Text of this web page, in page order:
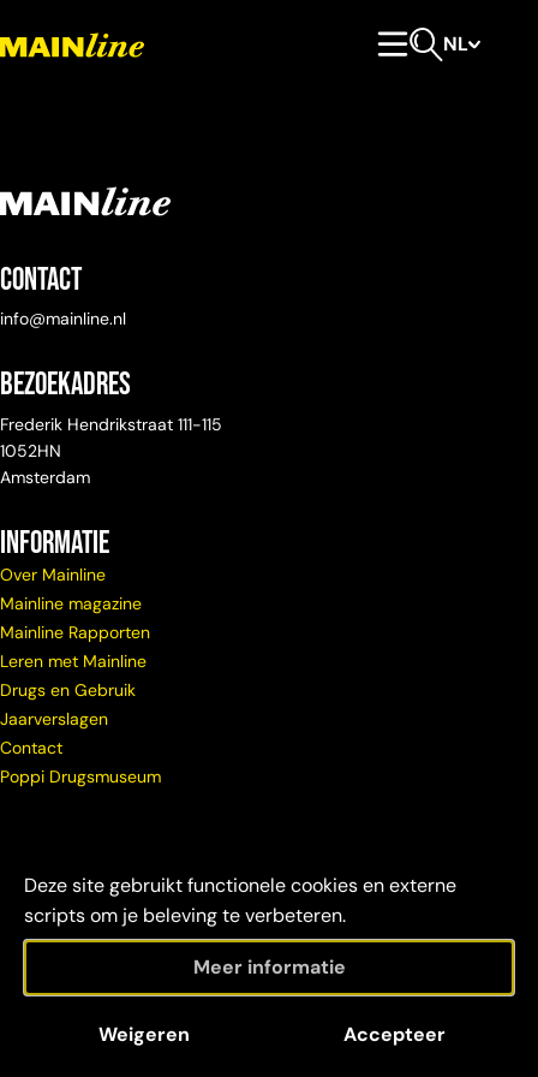
Deze site gebruikt functionele cookies en externe
scripts om je beleving te verbeteren.
Meer informatie
Weigeren Accepteer
NL
Contact
info@mainline.nl
Bezoekadres
Frederik Hendrikstraat 111-115
1052HN
Amsterdam
Informatie
Over Mainline
Mainline magazine
Mainline Rapporten
Leren met Mainline
Drugs en Gebruik
Jaarverslagen
Contact
Poppi Drugsmuseum
Mainline 2026
verantwoordelijkheid
credits